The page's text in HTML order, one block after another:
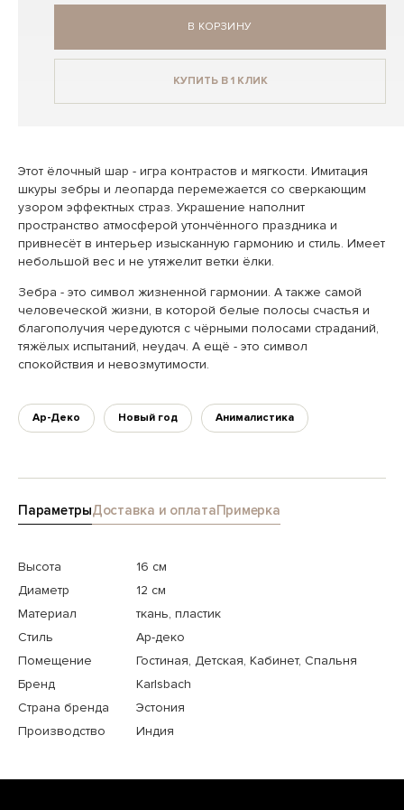
В КОРЗИНУ
КУПИТЬ В 1 КЛИК
Этот ёлочный шар - игра контрастов и мягкости. Имитация
шкуры зебры и леопарда перемежается со сверкающим
узором эффектных страз. Украшение наполнит
пространство атмосферой утончённого праздника и
привнесёт в интерьер изысканную гармонию и стиль. Имеет
небольшой вес и не утяжелит ветки ёлки.
Зебра - это символ жизненной гармонии. А также самой
человеческой жизни, в которой белые полосы счастья и
благополучия чередуются с чёрными полосами страданий,
тяжёлых испытаний, неудач. А ещё - это символ
спокойствия и невозмутимости.
Ар-Деко Новый год Анималистика
ПараметрыДоставка и оплатаПримерка
Высота
16 см
Диаметр
12 см
Материал
ткань, пластик
Стиль
Ар-деко
Помещение
Гостиная, Детская, Кабинет, Спальня
Бренд
Karlsbach
Страна бренда
Эстония
Производство
Индия